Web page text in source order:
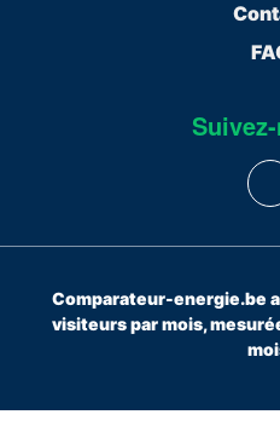
Comparateur-energie.be
visiteurs par mois,